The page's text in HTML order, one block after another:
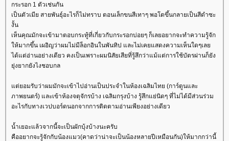
กระรอก 1 ตัวเช่นกัน
เป็นตัวเมีย สายพันธุ์อะไรก็ไม่ทราบ ตอนเล็กขนสีเทาๆ พอโตขึ้นกลายเป็นสีดำซะ
งั้น
เห็นคุณมักจะเข้ามาตอบกระทู้ที่เกี่ยวกับกระรอกบ่อยๆ ก็เลยอยากจะทำความรู้จัก
ห้มากขึ้น เผอิญว่าผมไม่มีล็อกอินในพันทิป และไม่เคยแสดงความเห็นใดๆเล
ได้แต่อ่านอย่างเดียว คงเป็นเพราะผมนิสัยเสียที่รู้สึกว่าแม้แต่การใช้บัตรผ่านก็ยัง
ุ่งยากยังไงชอบกล
ต่ยอมรับว่าผมมักจะเข้าไปอ่านเป็นประจำในห้องเฉลิมไทย (การ์ตูนและ
ภาพยนตร์) และเข้าห้องจตุจักรบ้าง เฉลิมกรุงบ้าง รู้สึกแย่นิดๆ ที่ไม่ได้มีส่วนร่วม
อะไรกับทางเวปบอร์ดนอกจากการติดตามอ่านเพียงอย่างเดียว
น้ำเยอะแล้วจากนี้จะเป็นผักบุ้งบ้างนะครับ
คืออยากจะรู้จักกับน้องแมว(คาดว่าน่าจะเป็นน้องหลายปีเหมือนกัน)ให้มากกว่านี้